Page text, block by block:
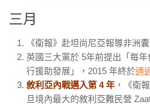
三月
《衛報》赴坦尚尼亞報導非洲
英國三大黨於 5年前提出「每年
行援助發展」， 2015 年終於通
敘利亞內戰邁入第 4年 ，《衛
旦境內最大的敘利亞難民營